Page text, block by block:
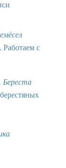
с
Береста